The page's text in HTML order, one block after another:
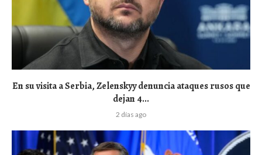
En su visita a Serbia, Zelenskyy denuncia ataques rusos que
dejan 4...
2 días ago